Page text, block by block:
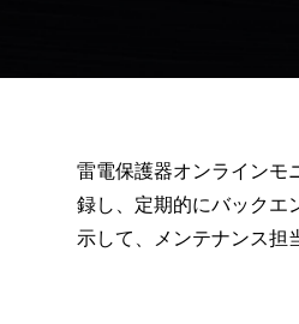
雷電保護器オンラインモ
録し、定期的にバックエ
示して、メンテナンス担